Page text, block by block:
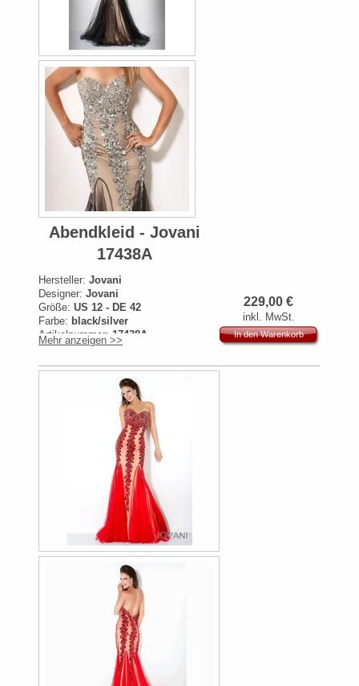
229,00 €
inkl. MwSt.
In den Warenkorb
Abendkleid - Jovani
17438A
Hersteller: Jovani
Designer: Jovani
Größe: US 12 - DE 42
Farbe: black/silver
Artikelnummer:17438A
Originalpreis:799€
Mehr anzeigen >>